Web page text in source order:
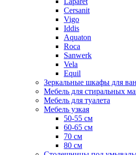
Cersanit
Vigo
Iddis
Aquaton
Roca
Sanwerk
Vela
Equil
Зеркальные шкафы для
Мебель для стиральных
Мебель для туалета
Мебель узкая
50-55 см
60-65 см
70 см
80 см